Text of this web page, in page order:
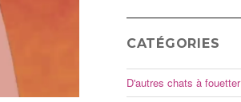
CATÉGORIES
D'autres chats à fouetter